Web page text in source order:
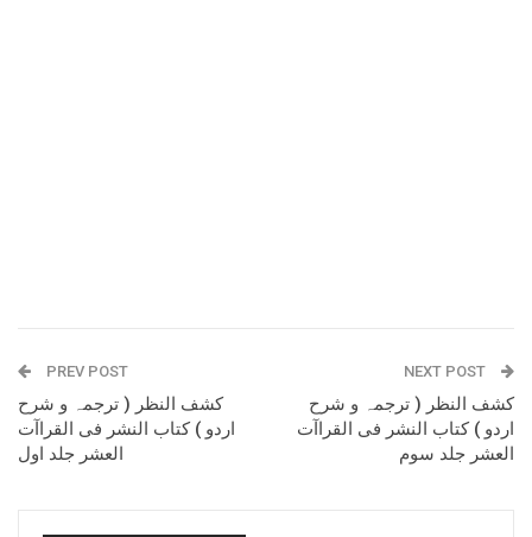
PREV POST
کشف النظر ( ترجمہ و شرح
اردو ) کتاب النشر فی القراآت
العشر جلد اول
NEXT POST
کشف النظر ( ترجمہ و شرح
اردو ) کتاب النشر فی القراآت
العشر جلد سوم